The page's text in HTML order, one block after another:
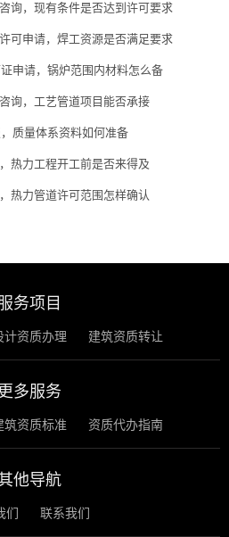
询，现有条件是否达到许可要求
可申请，焊工资源是否满足要求
申请，锅炉范围内材料怎么备
询，工艺管道项目能否承接
质量体系资料如何准备
热力工程开工前是否来得及
热力管道许可范围怎样确认
务项目
计资质办理 建筑资质转让
更多服务
筑资质标准 资质代办指南
他导航
们 联系我们